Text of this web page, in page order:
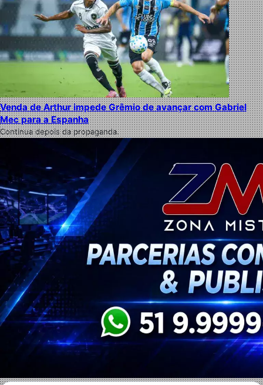
Venda de Arthur impede Grêmio de avançar com Gabriel
Mec para a Espanha
Continua depois da propaganda.